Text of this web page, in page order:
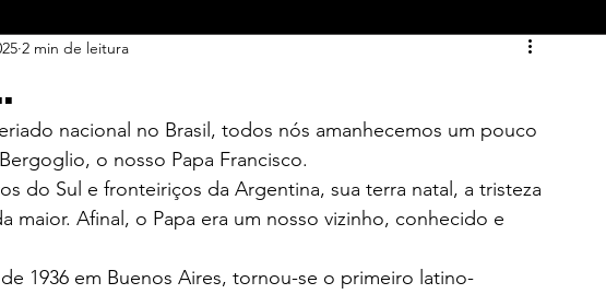
Educação
Utilidades Yaih Ambiental Yaih Reflexões Yaih Finanças
Yaih Verão Oferecimento COOPAR Alimentos
2 min de leitura
nacional no Brasil, todos nós amanhecemos um pouco
o nosso Papa Francisco.
do Sul e fronteiriços da Argentina, sua terra natal, a tristeza
maior. Afinal, o Papa era um nosso vizinho, conhecido e
1936 em Buenos Aires, tornou-se o primeiro latino-